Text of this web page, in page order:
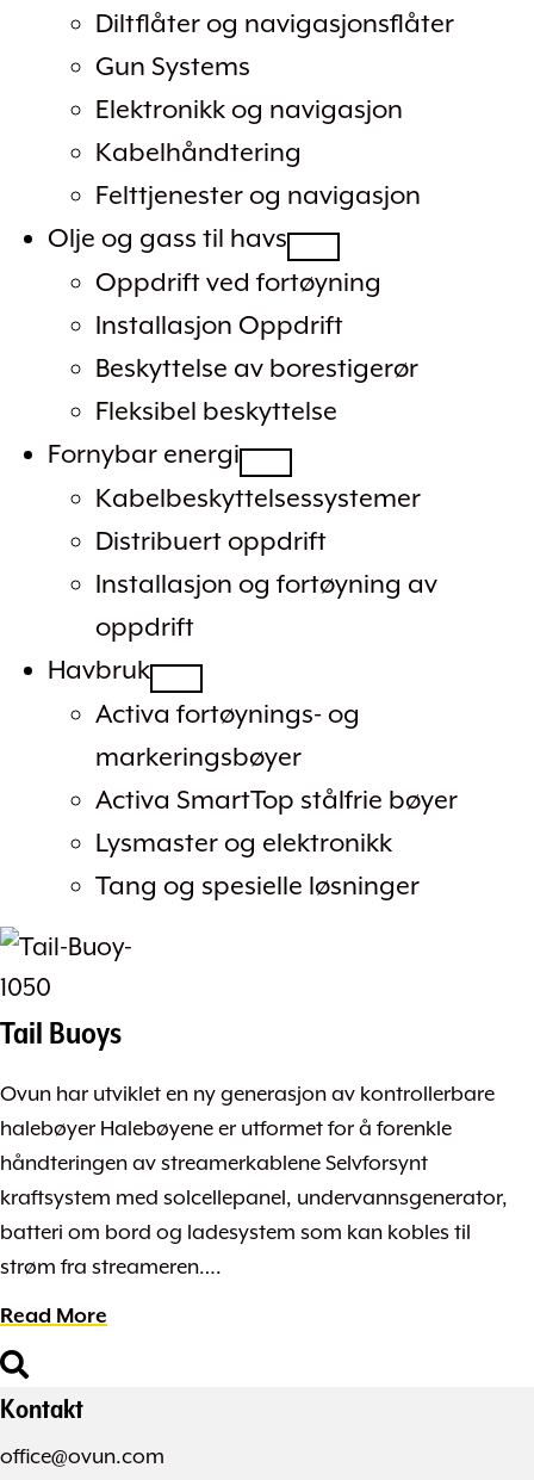
Diltflåter og navigasjonsflåter
Gun Systems
Elektronikk og navigasjon
Kabelhåndtering
Felttjenester og navigasjon
Olje og gass til havs
Oppdrift ved fortøyning
Installasjon Oppdrift
Beskyttelse av borestigerør
Fleksibel beskyttelse
Fornybar energi
Kabelbeskyttelsessystemer
Distribuert oppdrift
Installasjon og fortøyning av
oppdrift
Havbruk
Activa fortøynings- og
markeringsbøyer
Activa SmartTop stålfrie bøyer
Lysmaster og elektronikk
Tang og spesielle løsninger
Tail Buoys
Ovun har utviklet en ny generasjon av kontrollerbare
halebøyer Halebøyene er utformet for å forenkle
håndteringen av streamerkablene Selvforsynt
kraftsystem med solcellepanel, undervannsgenerator,
batteri om bord og ladesystem som kan kobles til
strøm fra streameren….
Read More
Kontakt
office@ovun.com